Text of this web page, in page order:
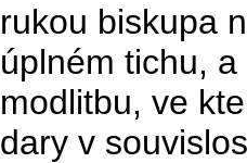
rukou biskupa
úplném tichu,
modlitbu, ve
dary v